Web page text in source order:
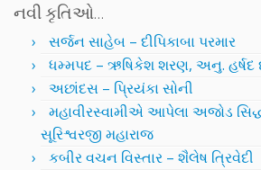
નવી કૃતિઓ…
સર્જન સાહેબ – દીપિકાબા પરમાર
ધમ્મપદ – ઋષિકેશ શરણ, અનુ. હર્ષદ
અછાંદસ – પ્રિયંકા સોની
મહાવીરસ્વામીએ આપેલા અજોડ
સૂરિશ્વરજી મહારાજ
કબીર વચન વિસ્તાર – શૈલેષ ત્રિવેદી